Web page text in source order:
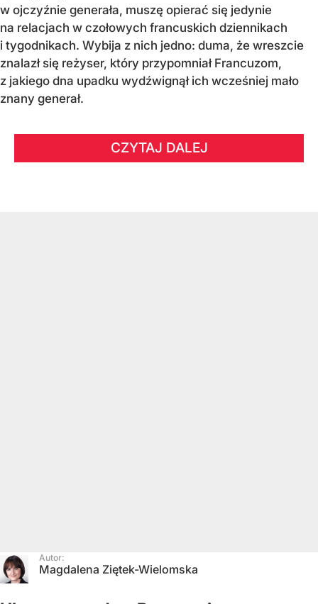
w ojczyźnie generała, muszę opierać się jedynie
na relacjach w czołowych francuskich dziennikach
i tygodnikach. Wybija z nich jedno: duma, że wreszcie
znalazł się reżyser, który przypomniał Francuzom,
z jakiego dna upadku wydźwignął ich wcześniej mało
znany generał.
CZYTAJ DALEJ
Autor:
Magdalena Ziętek-Wielomska